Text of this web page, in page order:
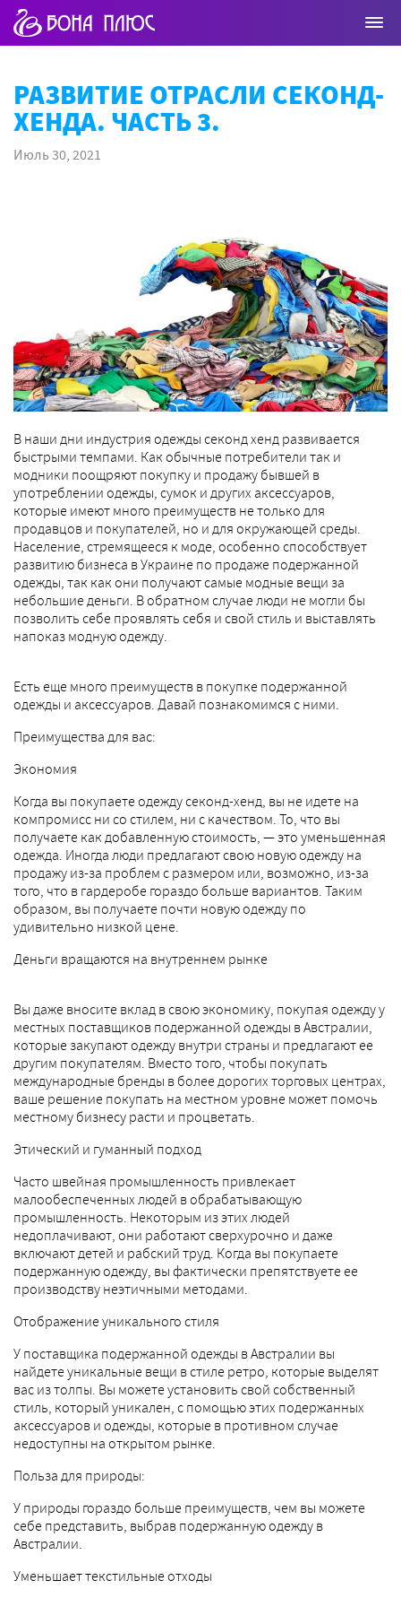
РАЗВИТИЕ ОТРАСЛИ СЕКОНД-
ХЕНДА. ЧАСТЬ 3.
Июль 30, 2021
В наши дни индустрия одежды секонд хенд развивается
быстрыми темпами. Как обычные потребители так и
модники поощряют покупку и продажу бывшей в
употреблении одежды, сумок и других аксессуаров,
которые имеют много преимуществ не только для
продавцов и покупателей, но и для окружающей среды.
Население, стремящееся к моде, особенно способствует
развитию бизнеса в Украине по продаже подержанной
одежды, так как они получают самые модные вещи за
небольшие деньги. В обратном случае люди не могли бы
позволить себе проявлять себя и свой стиль и выставлять
напоказ модную одежду.
Есть еще много преимуществ в покупке подержанной
одежды и аксессуаров. Давай познакомимся с ними.
Преимущества для вас:
Экономия
Когда вы покупаете одежду секонд-хенд, вы не идете на
компромисс ни со стилем, ни с качеством. То, что вы
получаете как добавленную стоимость, — это уменьшенная
одежда. Иногда люди предлагают свою новую одежду на
продажу из-за проблем с размером или, возможно, из-за
того, что в гардеробе гораздо больше вариантов. Таким
образом, вы получаете почти новую одежду по
удивительно низкой цене.
Деньги вращаются на внутреннем рынке
Вы даже вносите вклад в свою экономику, покупая одежду у
местных поставщиков подержанной одежды в Австралии,
которые закупают одежду внутри страны и предлагают ее
другим покупателям. Вместо того, чтобы покупать
международные бренды в более дорогих торговых центрах,
ваше решение покупать на местном уровне может помочь
местному бизнесу расти и процветать.
Этический и гуманный подход
Часто швейная промышленность привлекает
малообеспеченных людей в обрабатывающую
промышленность. Некоторым из этих людей
недоплачивают, они работают сверхурочно и даже
включают детей и рабский труд. Когда вы покупаете
подержанную одежду, вы фактически препятствуете ее
производству неэтичными методами.
Отображение уникального стиля
У поставщика подержанной одежды в Австралии вы
найдете уникальные вещи в стиле ретро, которые выделят
вас из толпы. Вы можете установить свой собственный
стиль, который уникален, с помощью этих подержанных
аксессуаров и одежды, которые в противном случае
недоступны на открытом рынке.
Польза для природы:
У природы гораздо больше преимуществ, чем вы можете
себе представить, выбрав подержанную одежду в
Австралии.
Уменьшает текстильные отходы